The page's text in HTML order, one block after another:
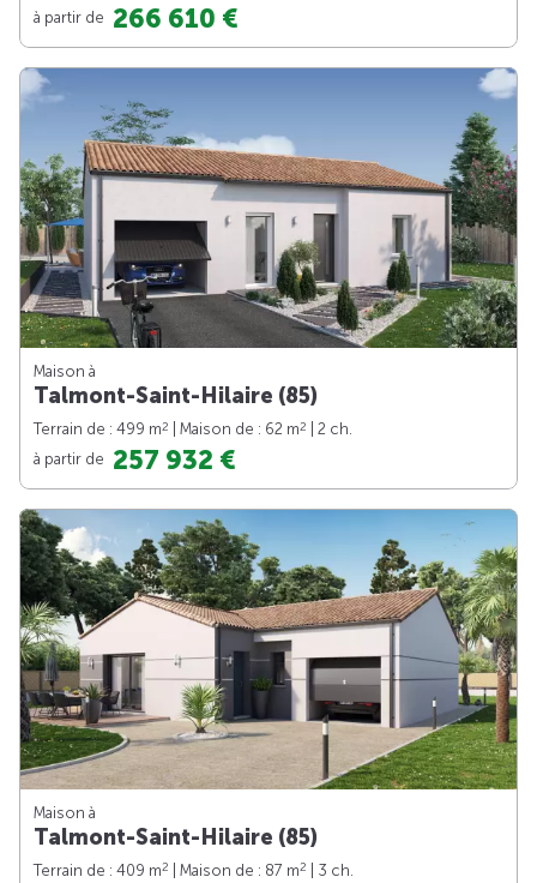
à partir de 266 610 €
Maison à
Talmont-Saint-Hilaire (85)
Terrain de : 499 m2 | Maison de : 62 m2
| 2 ch.
à partir de 257 932 €
Maison à
Talmont-Saint-Hilaire (85)
Terrain de : 409 m2 | Maison de : 87 m2
| 3 ch.